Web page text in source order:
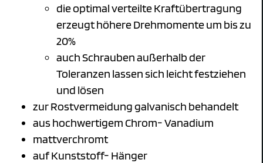
die optimal verteilte Kraftübertragung
erzeugt höhere Drehmomente um bis zu
20%
auch Schrauben außerhalb der
Toleranzen lassen sich leicht festziehen
und lösen
zur Rostvermeidung galvanisch behandelt
aus hochwertigem Chrom- Vanadium
mattverchromt
auf Kunststoff- Hänger